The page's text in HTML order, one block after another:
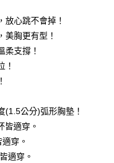
帳頁面顯示為準，若有關於
，請聯繫「AFTEE先享後付
support/home
將交易相關給付款項請求債
護人之同意方可使用
損失，本公司不負相關責
號之用戶狀況，依本公司即
情形，本公司將視審查結果
放心跳不會掉！
美胸更有型！
柔支撐！
！
(1.5公分)弧形胸墊！
皆適穿。
穿。
適穿。